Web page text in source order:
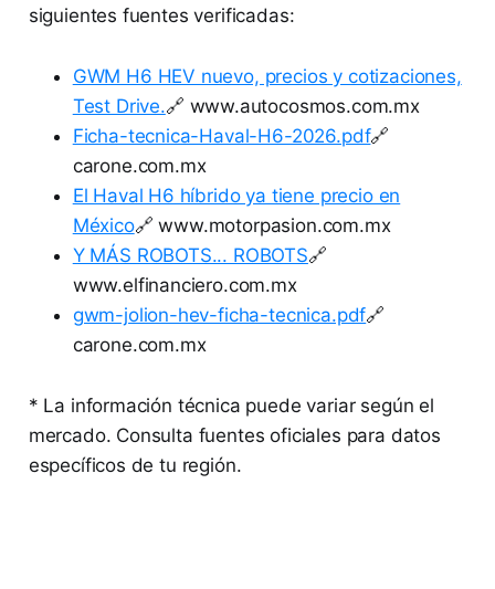
siguientes fuentes verificadas:
GWM H6 HEV nuevo, precios y cotizaciones,
Test Drive.🔗 www.autocosmos.com.mx
Ficha-tecnica-Haval-H6-2026.pdf🔗
carone.com.mx
El Haval H6 híbrido ya tiene precio en
México🔗 www.motorpasion.com.mx
Y MÁS ROBOTS... ROBOTS🔗
www.elfinanciero.com.mx
gwm-jolion-hev-ficha-tecnica.pdf🔗
carone.com.mx
* La información técnica puede variar según el
mercado. Consulta fuentes oficiales para datos
específicos de tu región.